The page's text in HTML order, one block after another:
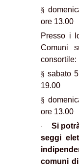
§
ore 13.00
Presso i
Comuni
consortile:
§sabato
19.00
§
ore 13.00
· Si
seggi
comuni